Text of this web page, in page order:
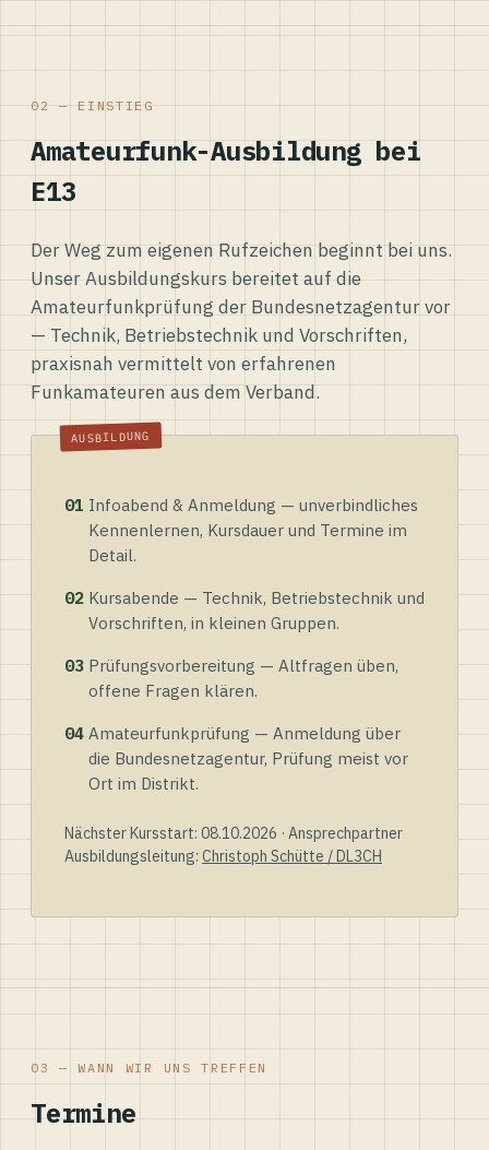
02 — EINSTIEG
Amateurfunk-Ausbildung bei
E13
Der Weg zum eigenen Rufzeichen beginnt bei uns.
Unser Ausbildungskurs bereitet auf die
Amateurfunkprüfung der Bundesnetzagentur vor
— Technik, Betriebstechnik und Vorschriften,
praxisnah vermittelt von erfahrenen
Funkamateuren aus dem Verband.
01 Infoabend & Anmeldung — unverbindliches
Kennenlernen, Kursdauer und Termine im
Detail.
02 Kursabende — Technik, Betriebstechnik und
Vorschriften, in kleinen Gruppen.
03 Prüfungsvorbereitung — Altfragen üben,
offene Fragen klären.
04 Amateurfunkprüfung — Anmeldung über
die Bundesnetzagentur, Prüfung meist vor
Ort im Distrikt.
Nächster Kursstart: 08.10.2026 · Ansprechpartner
Ausbildungsleitung: Christoph Schütte / DL3CH
03 — WANN WIR UNS TREFFEN
Termine